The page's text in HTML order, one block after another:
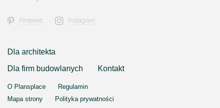
Pinterest Instagram
Dla architekta
Dla firm budowlanych
Kontakt
O Plansplace
Regulamin
Mapa strony
Polityka prywatności